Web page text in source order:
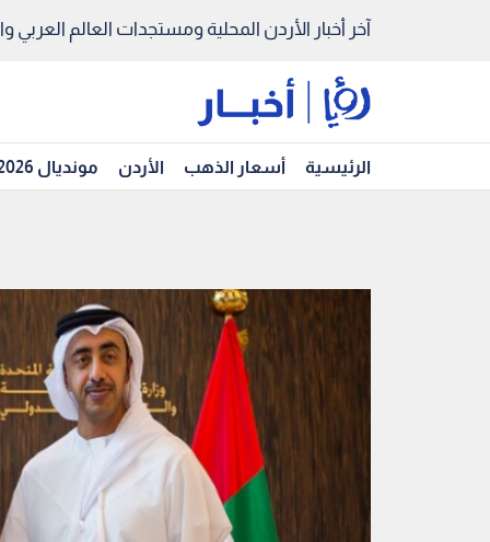
آخر أخبار الأردن المحلية ومستجدات العالم العربي
الرئيسية أسعار الذهب الأردن مونديال 2026